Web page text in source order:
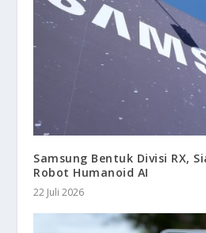
Samsung Bentuk Divisi RX,
Robot Humanoid AI
22 Juli 2026